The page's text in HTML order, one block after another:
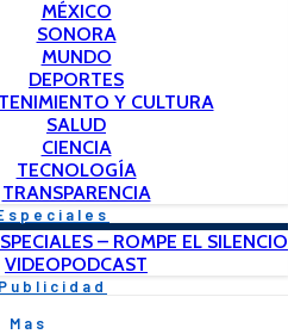
MÉXICO
SONORA
MUNDO
DEPORTES
Y CULTURA
SALUD
CIENCIA
TECNOLOGÍA
TRANSPARENCIA
– ROMPE EL SILENCIO
VIDEOPODCAST
Publicidad
Mas